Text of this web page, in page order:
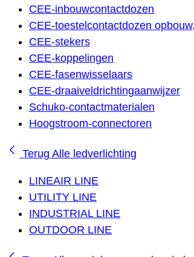
CEE-inbouwcontactdozen
CEE-toestelcontactdozen
CEE-stekers
CEE-koppelingen
CEE-fasenwisselaars
CEE-draaiveldrichtingaanwijzer
Schuko-contactmaterialen
Hoogstroom-connectoren
Terug Alle ledverlichting
LINEAIR LINE
UTILITY LINE
INDUSTRIAL LINE
OUTDOOR LINE